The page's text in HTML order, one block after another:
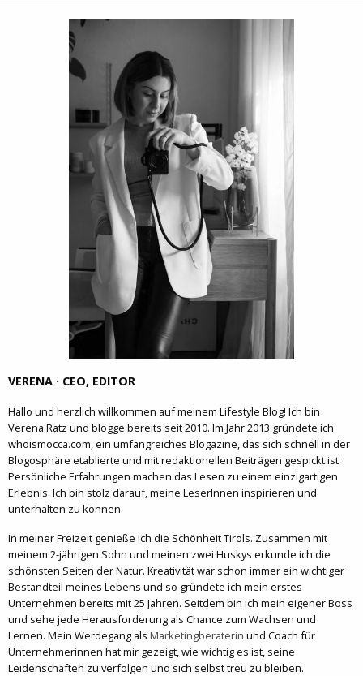
VERENA · CEO, EDITOR
Hallo und herzlich willkommen auf meinem Lifestyle Blog! Ich bin
Verena Ratz und blogge bereits seit 2010. Im Jahr 2013 gründete ich
whoismocca.com, ein umfangreiches Blogazine, das sich schnell in der
Blogosphäre etablierte und mit redaktionellen Beiträgen gespickt ist.
Persönliche Erfahrungen machen das Lesen zu einem einzigartigen
Erlebnis. Ich bin stolz darauf, meine LeserInnen inspirieren und
unterhalten zu können.
In meiner Freizeit genieße ich die Schönheit Tirols. Zusammen mit
meinem 2-jährigen Sohn und meinen zwei Huskys erkunde ich die
schönsten Seiten der Natur. Kreativität war schon immer ein wichtiger
Bestandteil meines Lebens und so gründete ich mein erstes
Unternehmen bereits mit 25 Jahren. Seitdem bin ich mein eigener Boss
und sehe jede Herausforderung als Chance zum Wachsen und
Lernen. Mein Werdegang als Marketingberaterin und Coach für
Unternehmerinnen hat mir gezeigt, wie wichtig es ist, seine
Leidenschaften zu verfolgen und sich selbst treu zu bleiben.